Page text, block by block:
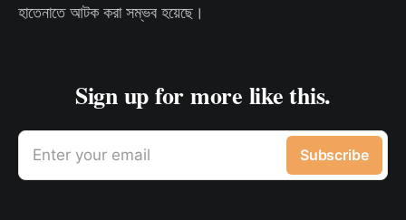
হাতেনাতে আটক করা সম্ভব হয়েছে।
Sign up for more like this.
Enter your email Subscribe